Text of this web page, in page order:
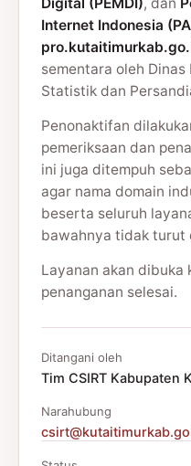
Internet Indonesia
sementara oleh
Statistik dan
Penonaktifan
pemeriksaan dan
ini juga ditempuh
agar nama domain
beserta seluruh
bawahnya tidak turut
Layanan akan dibuka
penanganan selesai.
Ditangani oleh
Tim CSIRT Kabupaten
Narahubung